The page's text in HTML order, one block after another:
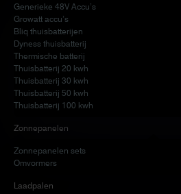
Generieke 48V Accu’s
Growatt accu’s
Bliq thuisbatterijen
Dyness thuisbatterij
Thermische batterij
Thuisbatterij 20 kwh
Thuisbatterij 30 kwh
Thuisbatterij 50 kwh
Thuisbatterij 100 kwh
Zonnepanelen
Zonnepanelen sets
Omvormers
Laadpalen